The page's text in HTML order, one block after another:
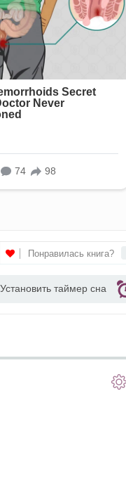
Понравилась книга?
Установить таймер сна